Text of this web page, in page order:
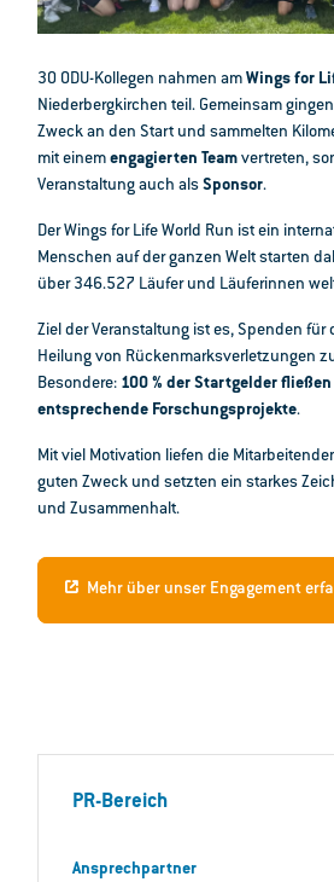
30 ODU-Kollegen nahmen amWings for
Niederbergkirchen teil. Gemeinsam
Zweck an den Start und sammelten
mit einemengagierten Teamvertreten,
Veranstaltung auch alsSponsor.
Der Wings for Life World Run ist ein
Menschen auf der ganzen Welt starten
über 346.527 Läufer und Läuferinnen
Ziel der Veranstaltung ist es, Spenden für
Heilung von Rückenmarksverletzungen
Besondere: 100 % der Startgelder
entsprechende Forschungsprojekte.
Mit viel Motivation liefen die
guten Zweck und setzten ein starkes
und Zusammenhalt.
Mehr über unser Engagement
PR-Bereich
Ansprechpartner